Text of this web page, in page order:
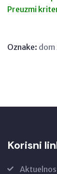
Preuzmi
Oznake: dom
Korisni